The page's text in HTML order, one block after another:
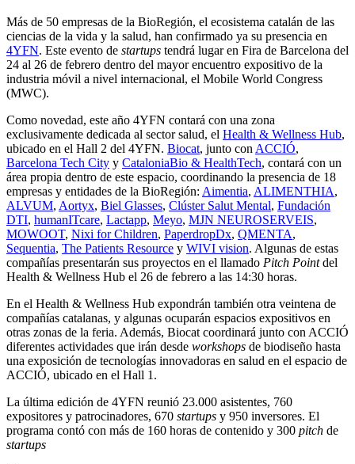
Más de 50 empresas de la BioRegión, el ecosistema catalán de las
ciencias de la vida y la salud, han confirmado ya su presencia en
4YFN. Este evento de startups tendrá lugar en Fira de Barcelona del
24 al 26 de febrero dentro del mayor encuentro expositivo de la
industria móvil a nivel internacional, el Mobile World Congress
(MWC).
Como novedad, este año 4YFN contará con una zona
exclusivamente dedicada al sector salud, el Health & Wellness Hub,
ubicado en el Hall 2 del 4YFN. Biocat, junto conACCIÓ,
Barcelona Tech City y CataloniaBio & HealthTech, contará con un
área propia dentro de este espacio, coordinando la presencia de 18
empresas y entidades de la BioRegión: Aimentia, ALIMENTHIA,
ALVUM, Aortyx, Biel Glasses, Clúster Salut Mental, Fundación
DTI, humanITcare, Lactapp, Meyo, MJN NEUROSERVEIS,
MOWOOT, Nixi for Children, PaperdropDx, QMENTA,
Sequentia, The Patients Resource y WIVI vision. Algunas de estas
compañías presentarán sus proyectos en el llamado Pitch Pointdel
Health & Wellness Hub el 26 de febrero a las 14:30 horas.
En el Health & Wellness Hub expondrán también otra veintena de
compañías catalanas, y algunas ocuparán espacios expositivos en
otras zonas de la feria. Además, Biocat coordinará junto con ACCIÓ
diferentes actividades que irán desde workshops de biodiseño hasta
una exposición de tecnologías innovadoras en salud en el espacio de
ACCIÓ, ubicado en el Hall 1.
La última edición de 4YFN reunió 23.000 asistentes, 760
expositores y patrocinadores, 670 startups y 950 inversores. El
programa contó con más de 160 horas de contenido y 300 pitch de
startups